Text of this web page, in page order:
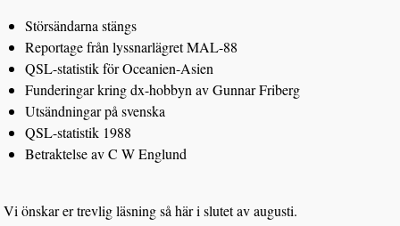
Störsändarna stängs
Reportage från lyssnarlägret MAL-88
QSL-statistik för Oceanien-Asien
Funderingar kring dx-hobbyn av Gunnar Friberg
Utsändningar på svenska
QSL-statistik 1988
Betraktelse av C W Englund
Vi önskar er trevlig läsning så här i slutet av augusti.